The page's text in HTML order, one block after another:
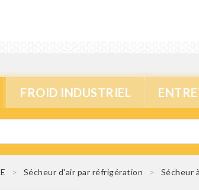
FROID INDUSTRIEL
Sécheur d'air par réfrigération Sécheur